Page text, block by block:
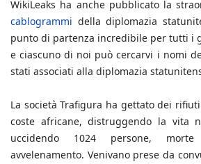
WikiLeaks ha anche pubblicato la
cablogrammi della diplomazia
punto di partenza incredibile per tutti i
e ciascuno di noi può cercarvi i nomi
stati associati alla diplomazia
La società Trafigura ha gettato dei
coste africane, distruggendo la vita
uccidendo 1024 persone,
avvelenamento. Venivano prese da